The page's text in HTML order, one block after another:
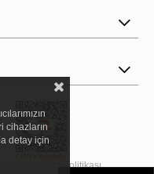
Çerez Politikası
cihazların
detay için